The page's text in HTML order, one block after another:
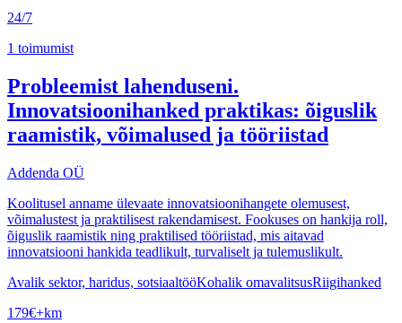
24/7
1 toimumist
Probleemist lahenduseni.
Innovatsioonihanked praktikas: õiguslik
raamistik, võimalused ja tööriistad
Addenda OÜ
Koolitusel anname ülevaate innovatsioonihangete olemusest,
võimalustest ja praktilisest rakendamisest. Fookuses on hankija roll,
õiguslik raamistik ning praktilised tööriistad, mis aitavad
innovatsiooni hankida teadlikult, turvaliselt ja tulemuslikult.
Avalik sektor, haridus, sotsiaaltööKohalik omavalitsusRiigihanked
179€+km